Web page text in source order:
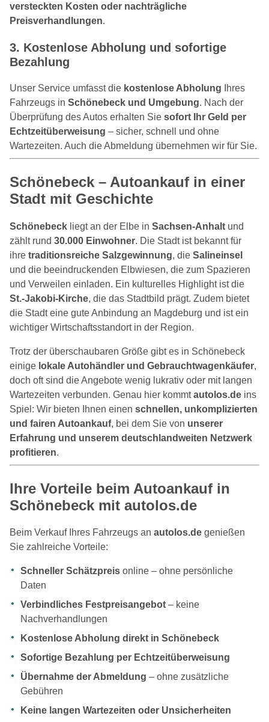
versteckten Kosten oder nachträgliche
Preisverhandlungen.
3. Kostenlose Abholung und sofortige
Bezahlung
Unser Service umfasst die kostenlose Abholung Ihres
Fahrzeugs in Schönebeck und Umgebung. Nach der
Überprüfung des Autos erhalten Sie sofort Ihr Geld per
Echtzeitüberweisung – sicher, schnell und ohne
Wartezeiten. Auch die Abmeldung übernehmen wir für Sie.
Schönebeck – Autoankauf in einer
Stadt mit Geschichte
Schönebeck liegt an der Elbe in Sachsen-Anhalt und
zählt rund 30.000 Einwohner. Die Stadt ist bekannt für
ihre traditionsreiche Salzgewinnung, die Salineinsel
und die beeindruckenden Elbwiesen, die zum Spazieren
und Verweilen einladen. Ein kulturelles Highlight ist die
St.-Jakobi-Kirche, die das Stadtbild prägt. Zudem bietet
die Stadt eine gute Anbindung an Magdeburg und ist ein
wichtiger Wirtschaftsstandort in der Region.
Trotz der überschaubaren Größe gibt es in Schönebeck
einige lokale Autohändler und Gebrauchtwagenkäufer,
doch oft sind die Angebote wenig lukrativ oder mit langen
Wartezeiten verbunden. Genau hier kommtautolos.de ins
Spiel: Wir bieten Ihnen einen schnellen, unkomplizierten
und fairen Autoankauf, bei dem Sie von unserer
Erfahrung und unserem deutschlandweiten Netzwerk
profitieren.
Ihre Vorteile beim Autoankauf in
Schönebeck mit autolos.de
Beim Verkauf Ihres Fahrzeugs an autolos.de genießen
Sie zahlreiche Vorteile:
Schneller Schätzpreis online – ohne persönliche
Daten
Verbindliches Festpreisangebot – keine
Nachverhandlungen
Kostenlose Abholung direkt in Schönebeck
Sofortige Bezahlung per Echtzeitüberweisung
Übernahme der Abmeldung – ohne zusätzliche
Gebühren
Keine langen Wartezeiten oder Unsicherheiten